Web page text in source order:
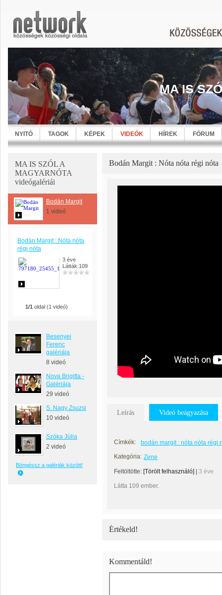
MA IS
NYITÓ TAGOK KÉPEK VIDEÓK HÍREK FÓRUM
MA IS SZÓL A
MAGYARNÓTA
videógalériái
Bodán Margit
1 videó
Bodán Margit : Nóta nóta
régi nóta
3 éve
Látták:109
1/1 oldal (1 videó)
Besenyei
Ferenc
galériája
8 videó
Nova Brigitta -
Galériája
29 videó
S. Nagy Zsuzsi
10 videó
Szóka Júlia
2 videó
Böngéssz a galériák között!
Bodán Margit : Nóta nóta régi nóta
Leírás Videó beágyazása
Címkék:
bodán margit : nóta nóta régi
Kategória: Zene
Feltöltötte: [Törölt felhasználó] 3 éve
Látta 109 ember.
Értékeld!
Kommentáld!